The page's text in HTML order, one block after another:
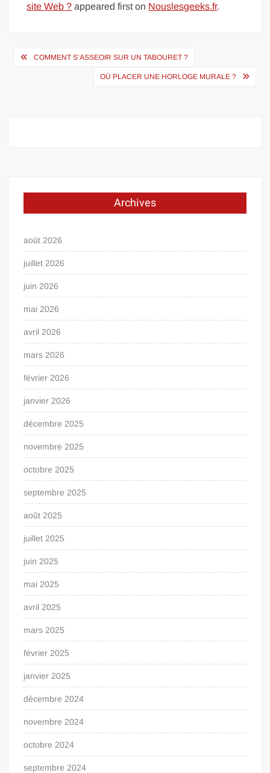
site Web ? appeared first on Nouslesgeeks.fr.
Navigation
COMMENT S’ASSEOIR SUR UN TABOURET ?
OÙ PLACER UNE HORLOGE MURALE ?
Archives
août 2026
juillet 2026
juin 2026
mai 2026
avril 2026
mars 2026
février 2026
janvier 2026
décembre 2025
novembre 2025
octobre 2025
septembre 2025
août 2025
juillet 2025
juin 2025
mai 2025
avril 2025
mars 2025
février 2025
janvier 2025
décembre 2024
novembre 2024
octobre 2024
septembre 2024